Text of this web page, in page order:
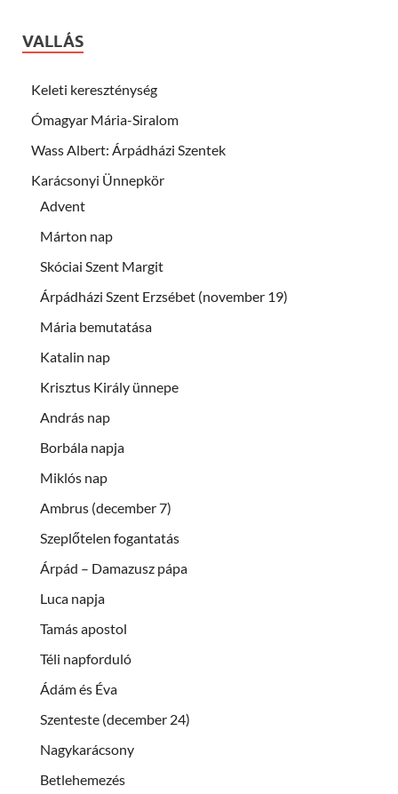
VALLÁS
Keleti kereszténység
Ómagyar Mária-Siralom
Wass Albert: Árpádházi Szentek
Karácsonyi Ünnepkör
Advent
Márton nap
Skóciai Szent Margit
Árpádházi Szent Erzsébet (november 19)
Mária bemutatása
Katalin nap
Krisztus Király ünnepe
András nap
Borbála napja
Miklós nap
Ambrus (december 7)
Szeplőtelen fogantatás
Árpád – Damazusz pápa
Luca napja
Tamás apostol
Téli napforduló
Ádám és Éva
Szenteste (december 24)
Nagykarácsony
Betlehemezés